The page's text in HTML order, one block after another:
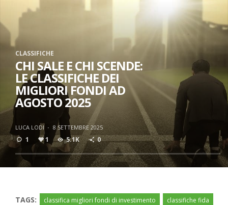
CLASSIFICHE
CHI SALE E CHI SCENDE:
LE CLASSIFICHE DEI
MIGLIORI FONDI AD
AGOSTO 2025
LUCA LODI · 8 SETTEMBRE 2025
1 1 5.1K 0
TAGS: classifica migliori fondi di investimento
classifiche fida